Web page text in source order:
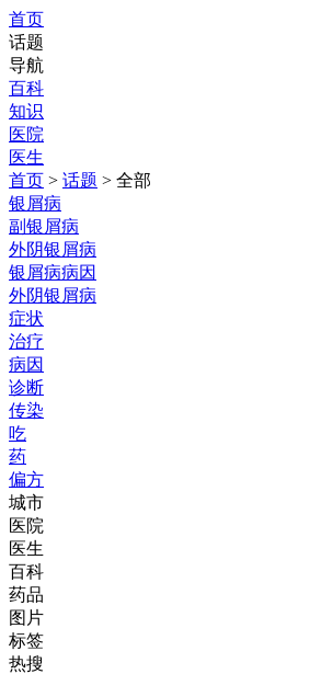
首页
话题
导航
百科
知识
医院
医生
首页 > 话题 > 全部
银屑病
副银屑病
外阴银屑病
银屑病病因
外阴银屑病
症状
治疗
病因
诊断
传染
吃
药
偏方
城市
医院
医生
百科
药品
图片
标签
热搜